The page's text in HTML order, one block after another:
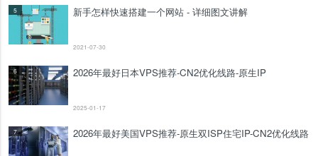
5 新手怎样快速搭建一个网站 - 详细图文讲解
2021-07-30
6 2026年最好日本VPS推荐-CN2优化线路-原生IP
2025-01-17
7 2026年最好美国VPS推荐-原生双ISP住宅IP-CN2优化线路